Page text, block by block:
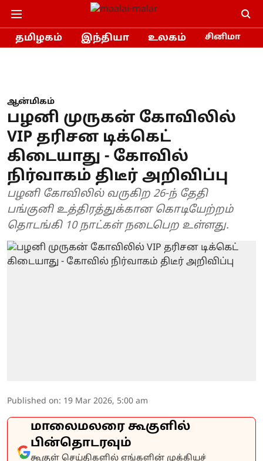
தமிழகம் இந்தியா உலகம் சினிமா
ஆன்மிகம்
பழனி முருகன் கோவிலில்
VIP தரிசன டிக்கெட்
கிடையாது - கோவில்
நிர்வாகம் திடீர் அறிவிப்பு
பழனி கோவிலில் வருகிற 26-ந் தேதி
பங்குனி உத்திரத்துக்கான கொடியேற்றம்
தொடங்கி 10 நாட்கள் நடைபெற உள்ளது.
Published on: 19 Mar 2026, 5:00 am
மாலைமலரை கூகுளில்
பின்தொடரவும்
கூகுள் செய்திகளில் எங்களின் முக்கியச்